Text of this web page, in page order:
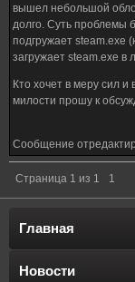
вышел небольшой
долго. Суть проблемы
подгружает steam.exe
загружает steam.exe в
Кто хочет в меру сил
милости прошу к
Сообщение
Страница 1 из 1 1
Главная
Новости